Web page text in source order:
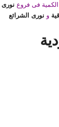
نورى
و نورى الشرائع